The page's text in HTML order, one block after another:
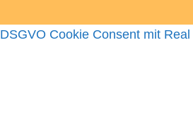
DSGVO Cookie Consent mit